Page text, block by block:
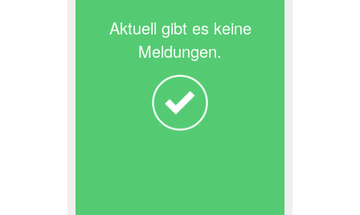
Aktuell gibt es keine
Meldungen.